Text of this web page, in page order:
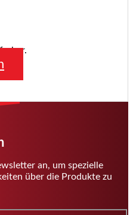
an, um spezielle
über die Produkte zu